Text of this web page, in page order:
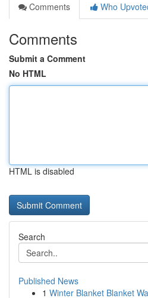
Comments
Who
Comments
Submit a Comment
No HTML
HTML is disabled
Search
Published News
1 Winter Blanket Blanket